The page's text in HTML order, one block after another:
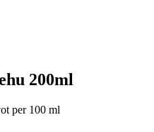
200ml
per 100 ml